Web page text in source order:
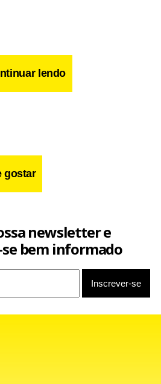
da obra vai adicionar valor ao
com sucesso”, disse
lendo
gostar
newsletter e
bem informado